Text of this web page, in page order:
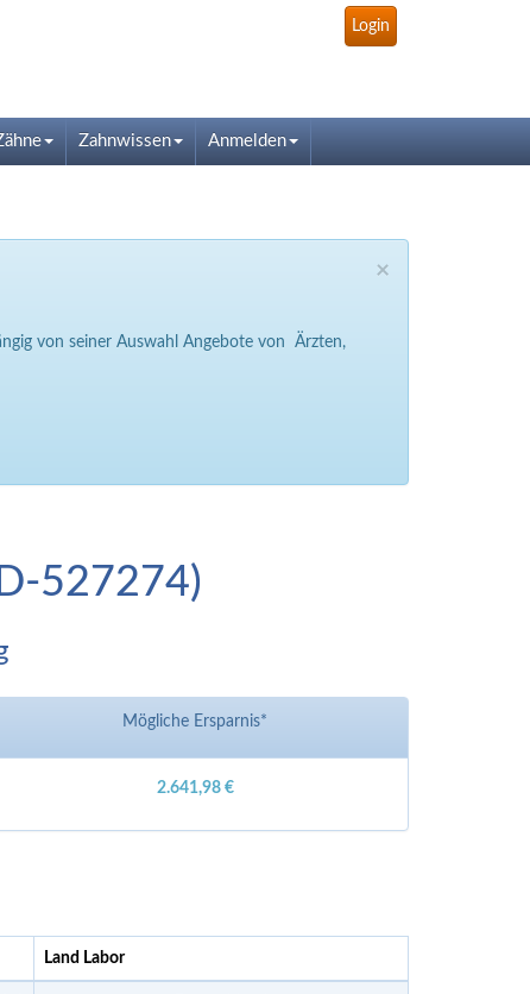
Login
Zahnwissen Anmelden
×
von seiner Auswahl Angebote von Ärzten,
527274)
Mögliche Ersparnis*
2.641,98 €
Land Labor